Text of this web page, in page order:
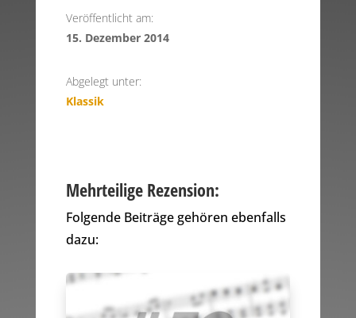
Veröffentlicht am:
15. Dezember 2014
Abgelegt unter:
Klassik
Mehrteilige Rezension:
Folgende Beiträge gehören ebenfalls
dazu: